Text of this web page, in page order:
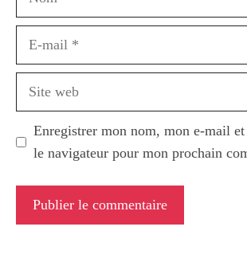
Site
Enregistrer mon nom, mon e-mail
le navigateur pour mon prochain